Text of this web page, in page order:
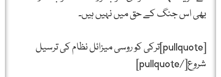
بھی اس جنگ کے حق میں نہیں ہیں۔
[pullquote]ترکی کو روسی میزائل نظام کی ترسیل
شروع[/pullquote]